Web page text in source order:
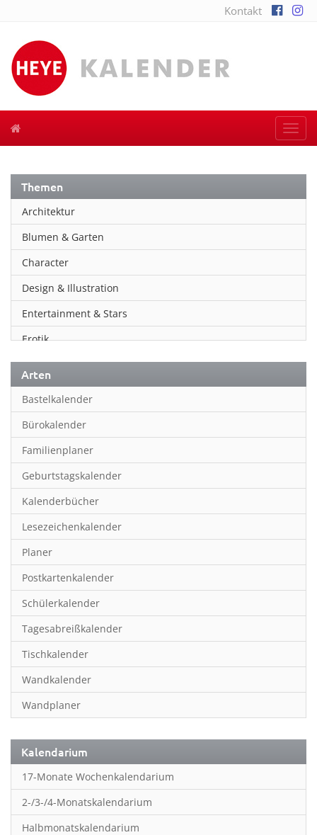
Kontakt
Themen
Architektur
Blumen & Garten
Character
Design & Illustration
Entertainment & Stars
Erotik
Essen & Trinken
Familienplaner
Fantasy
Film
Fotokunst
Frauen
Fußball
Geburtstagskalender
Hobby & Basteln
Humor & Cartoon
Inpiration & Entspannung
Inspiration & Entspannung
Inspiration & Spiritualität
Kinderkalender
Kunst
Länder & Städte
Landschaft & Natur
Lifestyle
Literatur
Arten
Bastelkalender
Bürokalender
Familienplaner
Geburtstagskalender
Kalenderbücher
Lesezeichenkalender
Planer
Postkartenkalender
Schülerkalender
Tagesabreißkalender
Tischkalender
Wandkalender
Wandplaner
Kalendarium
17-Monate Wochenkalendarium
2-/3-/4-Monatskalendarium
Halbmonatskalendarium